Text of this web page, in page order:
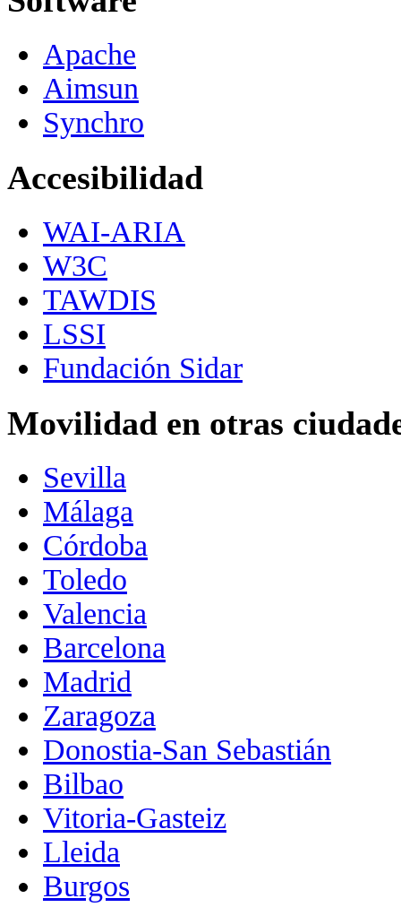
Apache
Aimsun
Synchro
Accesibilidad
WAI-ARIA
W3C
TAWDIS
LSSI
Fundación Sidar
Movilidad en otras
Sevilla
Málaga
Córdoba
Toledo
Valencia
Barcelona
Madrid
Zaragoza
Donostia-San Sebastián
Bilbao
Vitoria-Gasteiz
Lleida
Burgos